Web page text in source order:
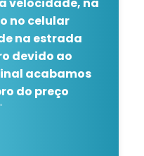
no celular
na estrada
devido ao
acabamos
do preço